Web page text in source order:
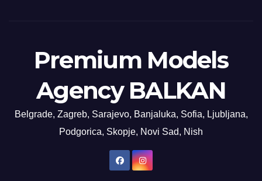
Premium Models
Agency BALKAN
Belgrade, Zagreb, Sarajevo, Banjaluka, Sofia, Ljubljana,
Podgorica, Skopje, Novi Sad, Nish